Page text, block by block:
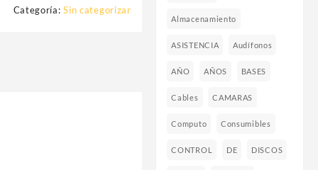
Categoría:Sin categorizar
Almacenamiento
ASISTENCIA Audífonos
AÑO AÑOS BASES
Cables CAMARAS
Computo Consumibles
CONTROL DE DISCOS